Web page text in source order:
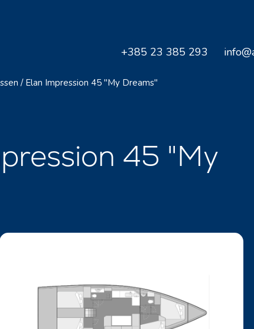
+385 23 385 293
/ Elan Impression 45 "My Dreams"
45 "My